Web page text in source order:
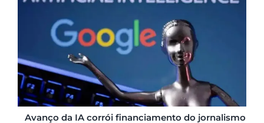
Avanço da IA corrói financiamento do jornalismo